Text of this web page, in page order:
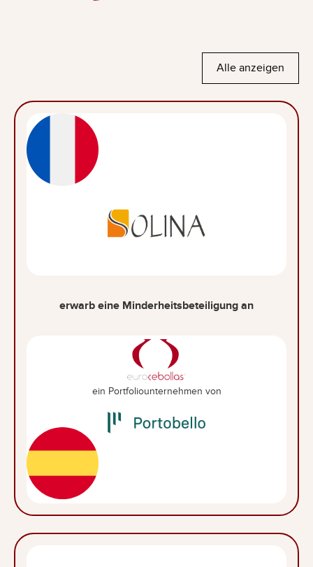
Alle anzeigen
erwarb eine Minderheitsbeteiligung an
ein Portfoliounternehmen von